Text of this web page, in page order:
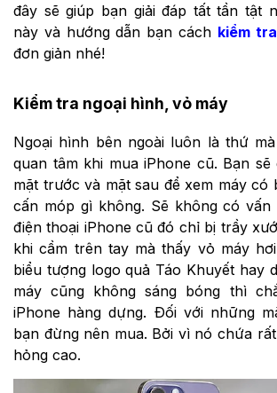
đây sẽ giúp bạn giải đáp tất tần tật
này và hướng dẫn bạn cách kiểm
đơn giản nhé!
Kiểm tra ngoại hình, vỏ máy
Ngoại hình bên ngoài luôn là thứ
quan tâm khi mua iPhone cũ. Bạn
mặt trước và mặt sau để xem máy có
cấn móp gì không. Sẽ không có vấn
điện thoại iPhone cũ đó chỉ bị trầy
khi cầm trên tay mà thấy vỏ máy
biểu tượng logo quả Táo Khuyết hay
máy cũng không sáng bóng thì
iPhone hàng dựng. Đối với những
bạn đừng nên mua. Bởi vì nó chứa
hỏng cao.